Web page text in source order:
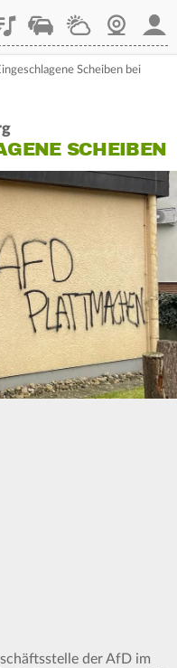
StaupilotWetterWebcam
Scheiben bei
SCHEIBEN
der AfD im